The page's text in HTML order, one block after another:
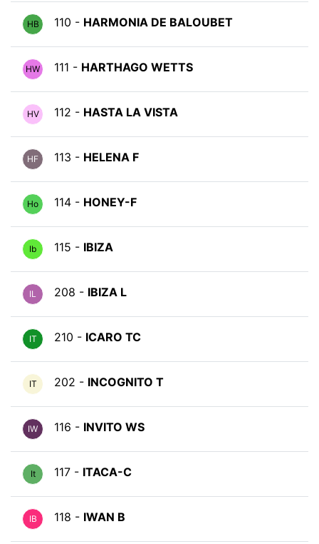
HB 110 - HARMONIA DE BALOUBET
HW 111 - HARTHAGO WETTS
HV 112 - HASTA LA VISTA
HF 113 - HELENA F
Ho 114 - HONEY-F
Ib 115 - IBIZA
IL 208 - IBIZA L
IT 210 - ICARO TC
IT 202 - INCOGNITO T
IW 116 - INVITO WS
It 117 - ITACA-C
IB 118 - IWAN B